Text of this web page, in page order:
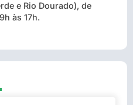
e Rio Dourado), de
às 17h.